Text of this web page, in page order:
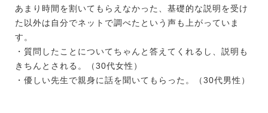
あまり時間を割いてもらえなかった、基礎的な説明を受け
た以外は自分でネットで調べたという声も上がっていま
す。
・質問したことについてちゃんと答えてくれるし、説明も
きちんとされる。（30代女性）
・優しい先生で親身に話を聞いてもらった。（30代男性）